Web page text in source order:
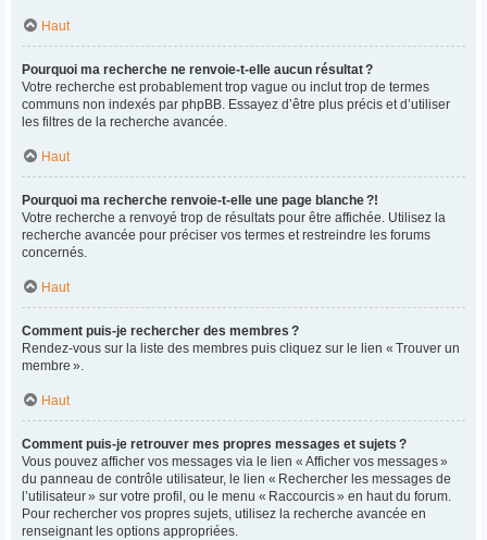
Haut
Pourquoi ma recherche ne renvoie-t-elle aucun résultat ?
Votre recherche est probablement trop vague ou inclut trop de termes
communs non indexés par phpBB. Essayez d’être plus précis et d’utiliser
les filtres de la recherche avancée.
Haut
Pourquoi ma recherche renvoie-t-elle une page blanche ?!
Votre recherche a renvoyé trop de résultats pour être affichée. Utilisez la
recherche avancée pour préciser vos termes et restreindre les forums
concernés.
Haut
Comment puis-je rechercher des membres ?
Rendez-vous sur la liste des membres puis cliquez sur le lien « Trouver un
membre ».
Haut
Comment puis-je retrouver mes propres messages et sujets ?
Vous pouvez afficher vos messages via le lien « Afficher vos messages »
du panneau de contrôle utilisateur, le lien « Rechercher les messages de
l’utilisateur » sur votre profil, ou le menu « Raccourcis » en haut du forum.
Pour rechercher vos propres sujets, utilisez la recherche avancée en
renseignant les options appropriées.